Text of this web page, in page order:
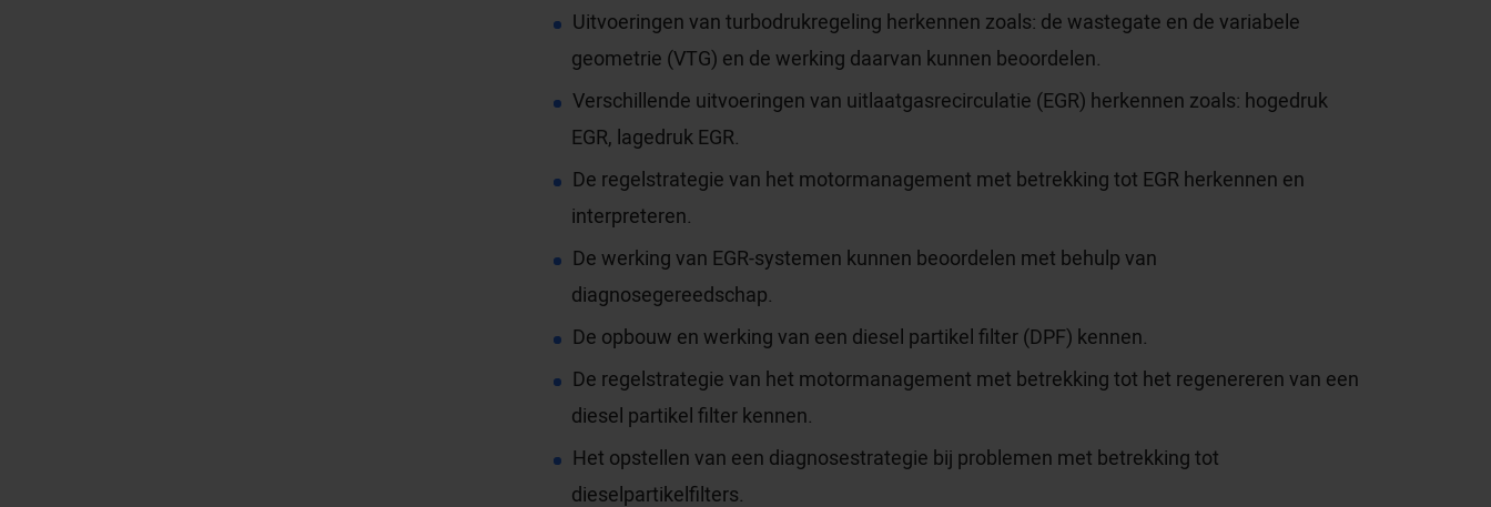
Uitvoeringen van turbodrukregeling herkennen zoals: de wastegate en de variabele
geometrie (VTG) en de werking daarvan kunnen beoordelen.
Verschillende uitvoeringen van uitlaatgasrecirculatie (EGR) herkennen zoals: hogedruk
EGR, lagedruk EGR.
De regelstrategie van het motormanagement met betrekking tot EGR herkennen en
interpreteren.
De werking van EGR-systemen kunnen beoordelen met behulp van
diagnosegereedschap.
De opbouw en werking van een diesel partikel filter (DPF) kennen.
De regelstrategie van het motormanagement met betrekking tot het regenereren van een
diesel partikel filter kennen.
Het opstellen van een diagnosestrategie bij problemen met betrekking tot
dieselpartikelfilters.